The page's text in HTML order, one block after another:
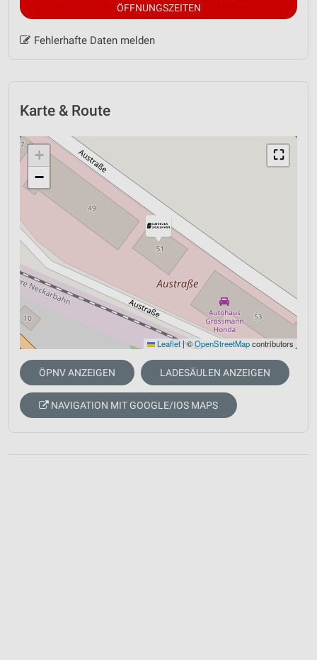
ÖFFNUNGSZEITEN
Fehlerhafte Daten melden
Karte & Route
⛶
+
−
Leaflet| ©OpenStreetMapcontributors
ÖPNV ANZEIGEN LADESÄULEN ANZEIGEN
NAVIGATION MIT GOOGLE/IOS MAPS